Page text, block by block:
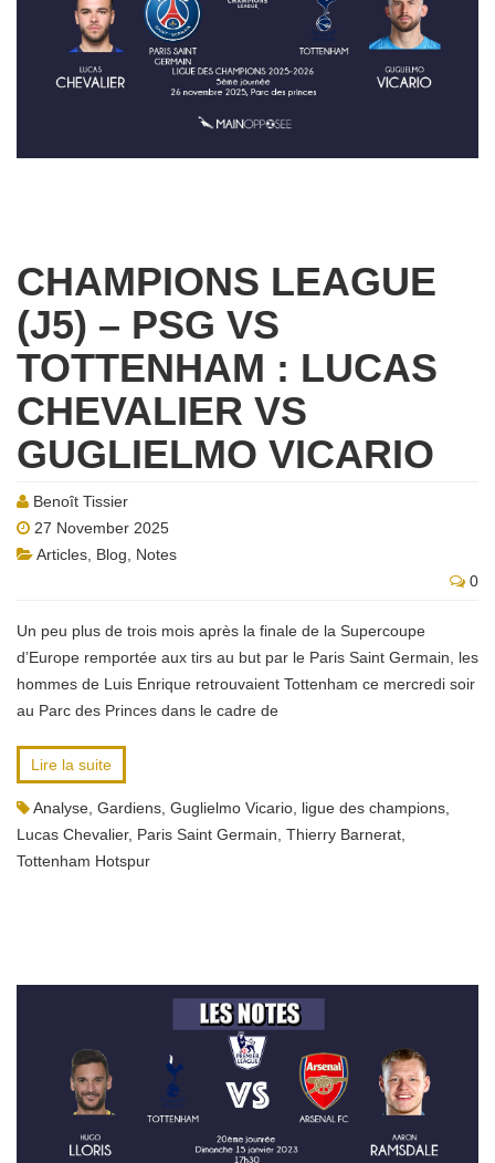
CHAMPIONS LEAGUE
(J5) – PSG VS
TOTTENHAM : LUCAS
CHEVALIER VS
GUGLIELMO VICARIO
Benoît Tissier
27 November 2025
Articles Blog
Notes
0
Un peu plus de trois mois après la finale de la Supercoupe
d’Europe remportée aux tirs au but par le Paris Saint Germain, les
hommes de Luis Enrique retrouvaient Tottenham ce mercredi soir
au Parc des Princes dans le cadre de
Lire la suite
Analyse Gardiens Guglielmo Vicario ligue des champions
Lucas Chevalier, Paris Saint Germain Thierry Barnerat
Tottenham Hotspur